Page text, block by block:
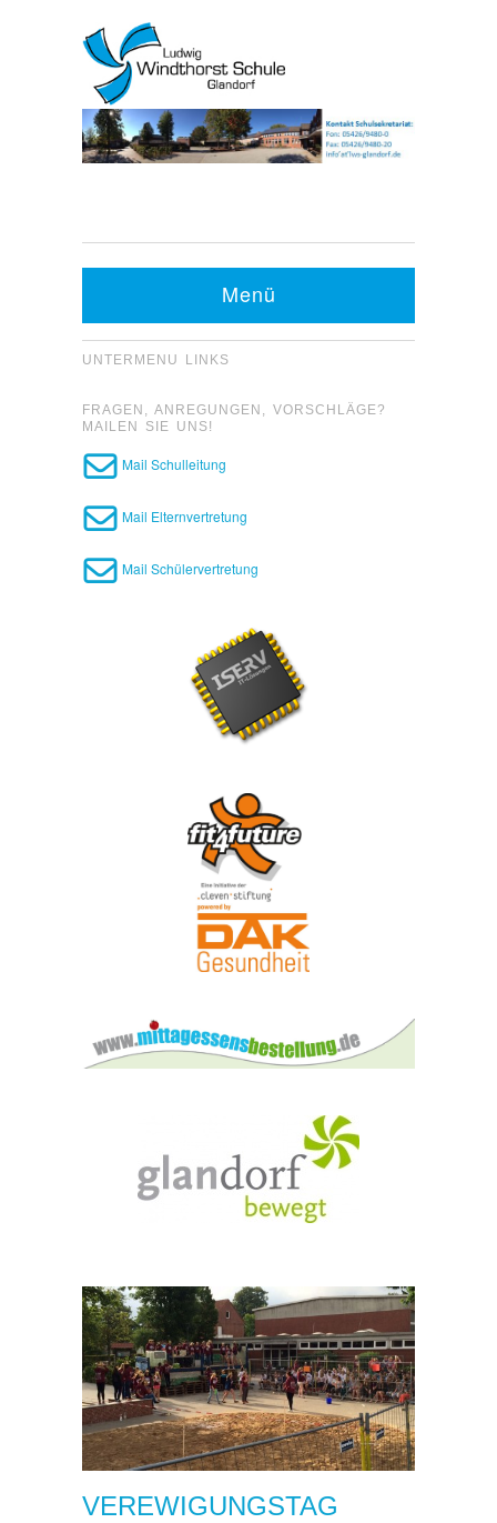
Fax: 05426 9480-20
Menü
UNTERMENU LINKS
FRAGEN, ANREGUNGEN, VORSCHLÄGE?
MAILEN SIE UNS!
Mail Schulleitung
Mail Elternvertretung
Mail Schülervertretung
VEREWIGUNGSTAG